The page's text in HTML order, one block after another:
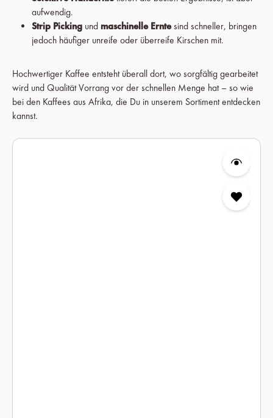
aufwendig.
Strip Picking und maschinelle Erntesind schneller, bringen
jedoch häufiger unreife oder überreife Kirschen mit.
Hochwertiger Kaffee entsteht überall dort, wo sorgfältig gearbeitet
wird und Qualität Vorrang vor der schnellen Menge hat – so wie
bei den Kaffees aus Afrika, die Du in unserem Sortiment entdecken
kannst.
Produktgalerie überspringen